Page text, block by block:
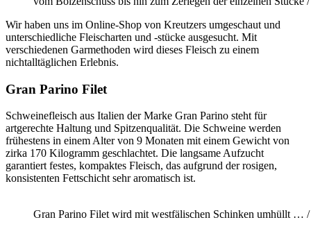
Wir haben uns im Online-Shop von Kreutzers umgeschaut und
unterschiedliche Fleischarten und -stücke ausgesucht. Mit
verschiedenen Garmethoden wird dieses Fleisch zu einem
nichtalltäglichen Erlebnis.
Gran Parino Filet
Schweinefleisch aus Italien der Marke Gran Parino steht für
artgerechte Haltung und Spitzenqualität. Die Schweine werden
frühestens in einem Alter von 9 Monaten mit einem Gewicht von
zirka 170 Kilogramm geschlachtet. Die langsame Aufzucht
garantiert festes, kompaktes Fleisch, das aufgrund der rosigen,
konsistenten Fettschicht sehr aromatisch ist.
Gran Parino Filet wird mit westfälischen Schinken umhüllt …